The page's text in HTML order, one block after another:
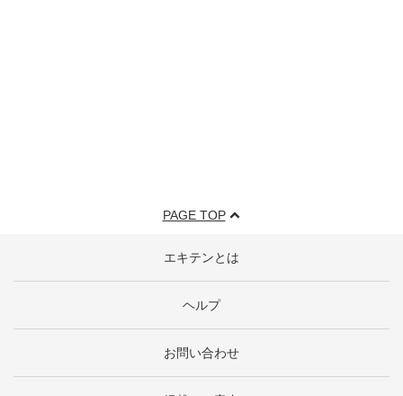
PAGE TOP
エキテンとは
ヘルプ
お問い合わせ